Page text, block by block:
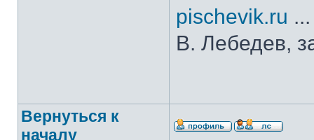
pischevik.ru
В. Лебедев,
Вернуться к
началу